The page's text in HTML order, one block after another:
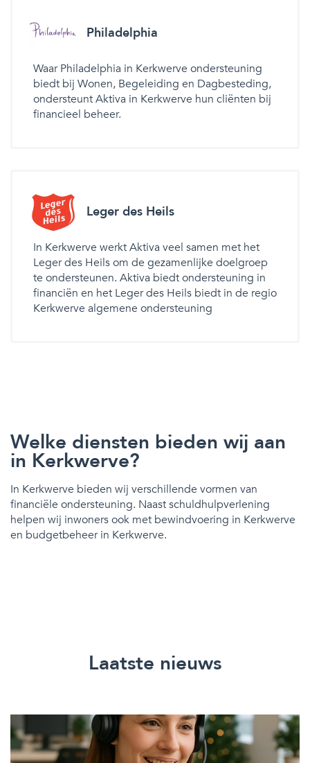
Philadelphia
Waar Philadelphia in Kerkwerve ondersteuning
biedt bij Wonen, Begeleiding en Dagbesteding,
ondersteunt Aktiva in Kerkwerve hun cliënten bij
financieel beheer.
Leger des Heils
In Kerkwerve werkt Aktiva veel samen met het
Leger des Heils om de gezamenlijke doelgroep
te ondersteunen. Aktiva biedt ondersteuning in
financiën en het Leger des Heils biedt in de regio
Kerkwerve algemene ondersteuning
Welke diensten bieden wij aan
in Kerkwerve?
In Kerkwerve bieden wij verschillende vormen van
financiële ondersteuning. Naast schuldhulpverlening
helpen wij inwoners ook met bewindvoering in Kerkwerve
en budgetbeheer in Kerkwerve.
Laatste nieuws